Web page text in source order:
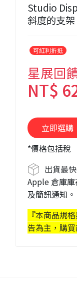
Studio
斜度的支架
可紅利折抵
星展回
NT$
*價格包括稅
出貨最
Apple 倉庫
及簡訊通知。
『本商品規
告為主，購